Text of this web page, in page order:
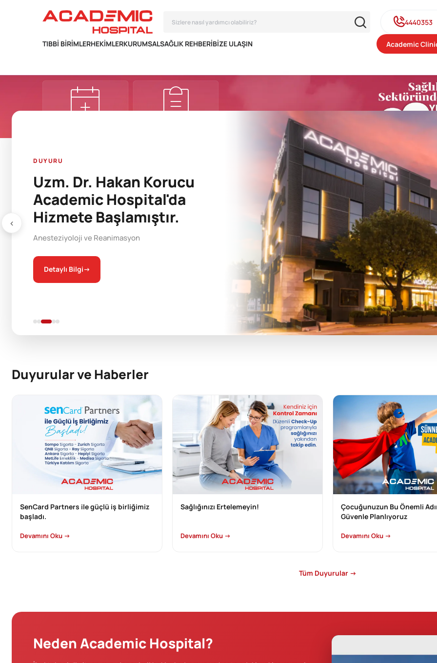
4440353
TIBBI BIRIMLERHEKIMLERKURUMSALSAĞLIK REHBERIBIZE ULAŞIN Academic
‹
DUYURU
Uzm. Dr. Hakan Korucu
Academic Hospital'da
Hizmete Başlamıştır.
Anesteziyoloji ve Reanimasyon
Detaylı Bilgi→
Duyurular ve Haberler
SenCard Partners ile güçlü iş birliğimiz
başladı.
Devamını Oku →
Sağlığınızı Ertelemeyin!
Devamını Oku →
Çocuğunuzun Bu Önemli
Güvenle Planlıyoruz
Devamını Oku →
Tüm Duyurular →
Neden Academic Hospital?